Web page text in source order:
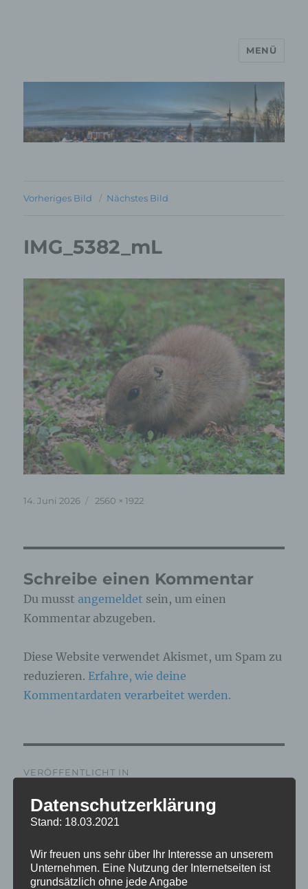
MP Mario Porten Beratung
Training Coaching
MENÜ
Vorheriges Bild Nächstes Bild
IMG_5382_mL
Veröffentlicht
14. Juni 2026 Originalgröße
2560 × 1922
Schreibe einen Kommentar
Du musst angemeldet sein, um einen
Kommentar abzugeben.
Diese Website verwendet Akismet, um Spam zu
reduzieren. Erfahre, wie deine
Kommentardaten verarbeitet werden.
VERÖFFENTLICHT IN
IMG_5382_mL
Datenschutzerklärung
Stand: 18.03.2021
Wir freuen uns sehr über Ihr Interesse an unserem
Unternehmen. Eine Nutzung der Internetseiten ist
grundsätzlich ohne jede Angabe